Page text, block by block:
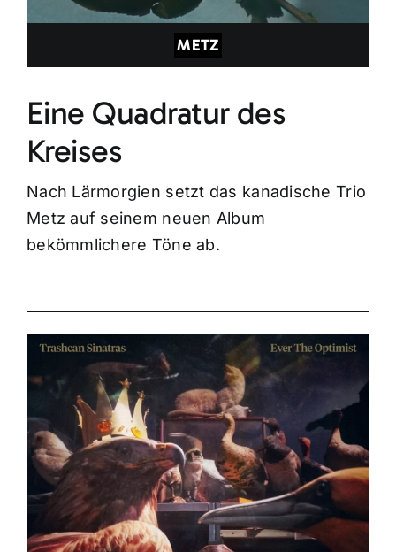
METZ
Eine Quadratur des
Kreises
Nach Lärmorgien setzt das kanadische Trio
Metz auf seinem neuen Album
bekömmlichere Töne ab.